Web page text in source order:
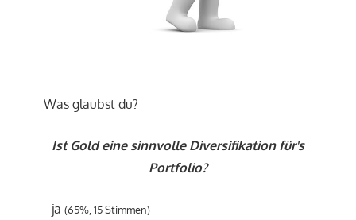
Was glaubst du?
Ist Gold eine sinnvolle Diversifikation für's
Portfolio?
ja (65%, 15 Stimmen)